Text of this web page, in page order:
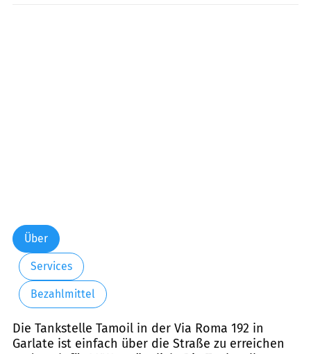
Über
Services
Bezahlmittel
Die Tankstelle Tamoil in der Via Roma 192 in
Garlate ist einfach über die Straße zu erreichen